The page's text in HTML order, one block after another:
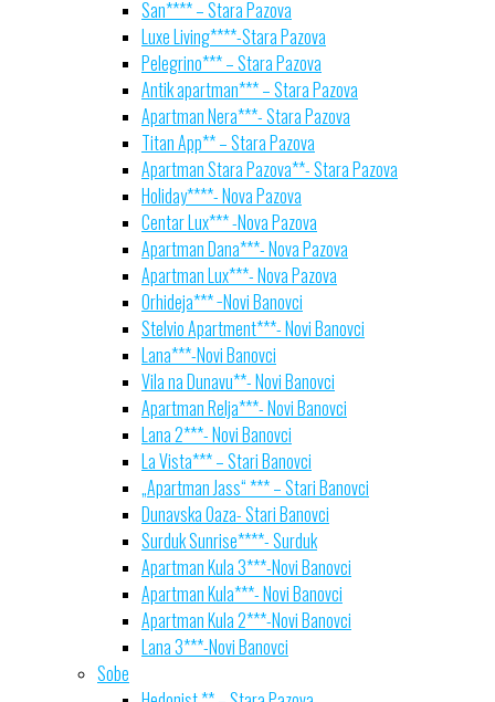
San**** – Stara Pazova
Luxe Living****-Stara Pazova
Pelegrino*** – Stara Pazova
Antik apartman*** – Stara Pazova
Apartman Nera***- Stara Pazova
Titan App** – Stara Pazova
Apartman Stara Pazova**- Stara Pazova
Holiday****- Nova Pazova
Centar Lux*** -Nova Pazova
Apartman Dana***- Nova Pazova
Apartman Lux***- Nova Pazova
Orhideja*** −Novi Banovci
Stelvio Apartment***- Novi Banovci
Lana***-Novi Banovci
Vila na Dunavu**- Novi Banovci
Apartman Relja***- Novi Banovci
Lana 2***- Novi Banovci
La Vista*** – Stari Banovci
„Apartman Jass“ *** – Stari Banovci
Dunavska Oaza- Stari Banovci
Surduk Sunrise****- Surduk
Apartman Kula 3***-Novi Banovci
Apartman Kula***- Novi Banovci
Apartman Kula 2***-Novi Banovci
Lana 3***-Novi Banovci
Sobe